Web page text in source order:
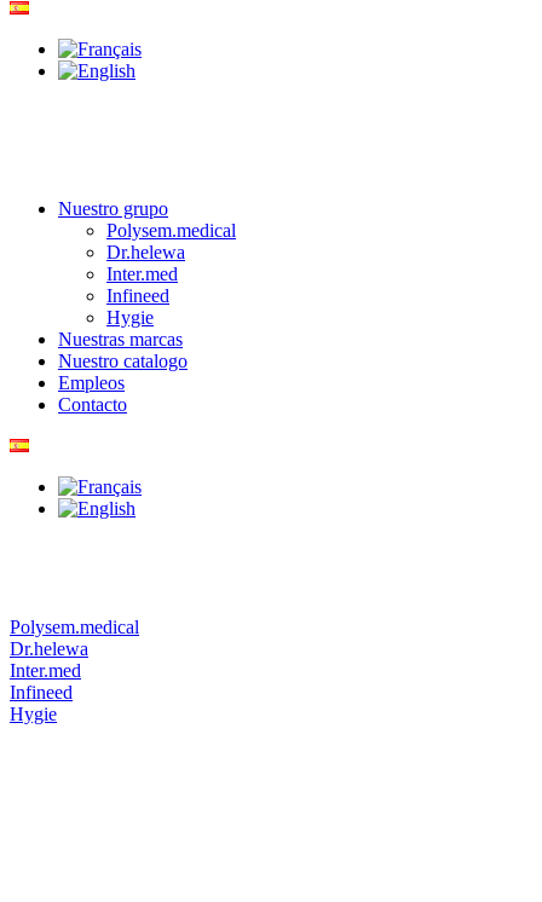
Nuestro grupo
Polysem.medical
Dr.helewa
Inter.med
Infineed
Hygie
Nuestras marcas
Nuestro catalogo
Empleos
Contacto
Polysem.medical
Dr.helewa
Inter.med
Infineed
Hygie